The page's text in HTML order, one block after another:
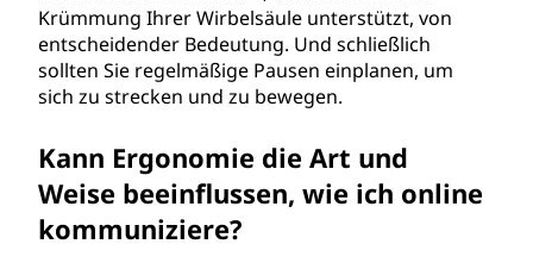
Krümmung Ihrer Wirbelsäule unterstützt, von
entscheidender Bedeutung. Und schließlich
sollten Sie regelmäßige Pausen einplanen, um
sich zu strecken und zu bewegen.
Kann Ergonomie die Art und
Weise beeinflussen, wie ich online
kommuniziere?